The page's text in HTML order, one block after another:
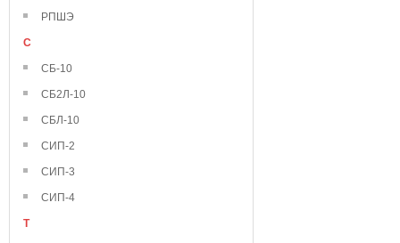
РПШЭ
С
СБ-10
СБ2Л-10
СБЛ-10
СИП-2
СИП-3
СИП-4
Т